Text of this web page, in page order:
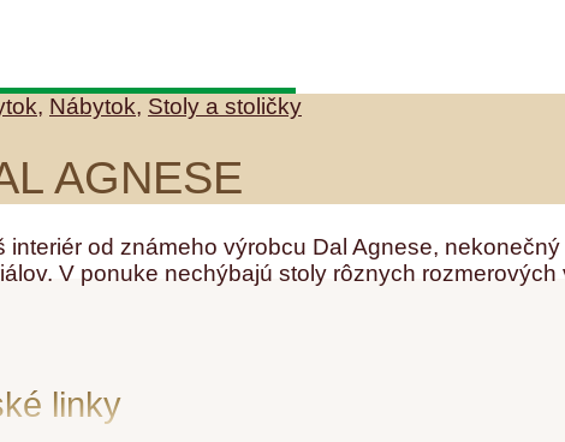
linky
, Nábytok, Stoly a stoličky
AGNESE
interiér od známeho výrobcu Dal Agnese,
V ponuke nechýbajú stoly rôznych